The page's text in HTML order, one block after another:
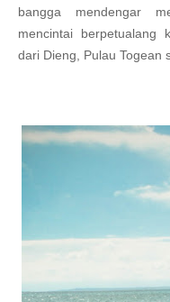
bangga mendengar
mencintai berpetualang
dari Dieng, Pulau Togean